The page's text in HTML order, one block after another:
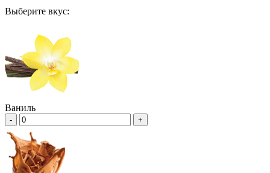
Выберите вкус:
Ваниль
- +